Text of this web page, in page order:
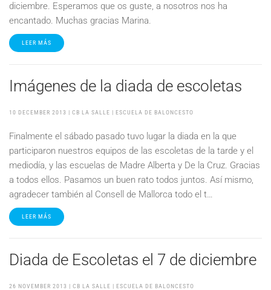
diciembre. Esperamos que os guste, a nosotros nos ha
encantado. Muchas gracias Marina.
LEER MÁS
Imágenes de la diada de escoletas
10 DECEMBER 2013 | CB LA SALLE | ESCUELA DE BALONCESTO
Finalmente el sábado pasado tuvo lugar la diada en la que
participaron nuestros equipos de las escoletas de la tarde y el
mediodía, y las escuelas de Madre Alberta y De la Cruz. Gracias
a todos ellos. Pasamos un buen rato todos juntos. Así mismo,
agradecer también al Consell de Mallorca todo el t…
LEER MÁS
Diada de Escoletas el 7 de diciembre
26 NOVEMBER 2013 | CB LA SALLE | ESCUELA DE BALONCESTO